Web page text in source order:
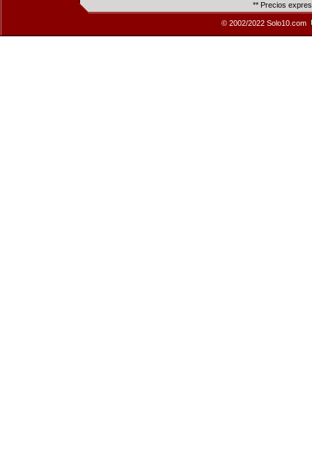
** Precios
© 2002/2022 Solo10.com